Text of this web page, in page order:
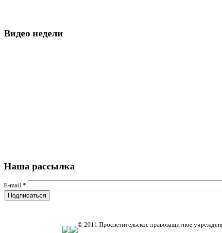
Видео недели
Наша рассылка
E-mail *
© 2011 Просветительское правозащитное